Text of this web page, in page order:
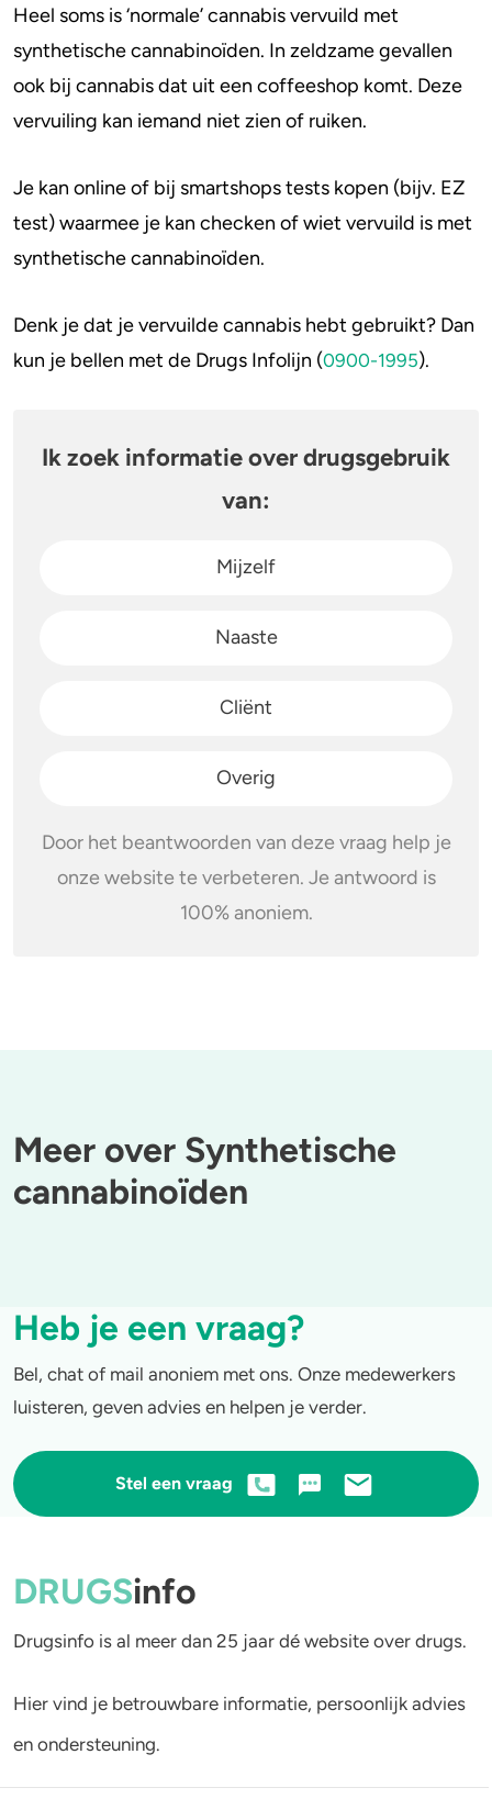
Heel soms is ‘normale’ cannabis vervuild met
synthetische cannabinoïden. In zeldzame gevallen
ook bij cannabis dat uit een coffeeshop komt. Deze
vervuiling kan iemand niet zien of ruiken.
Je kan online of bij smartshops tests kopen (bijv. EZ
test) waarmee je kan checken of wiet vervuild is met
synthetische cannabinoïden.
Denk je dat je vervuilde cannabis hebt gebruikt? Dan
kun je bellen met de Drugs Infolijn (0900-1995).
Ik zoek informatie over drugsgebruik
van:
Mijzelf
Naaste
Cliënt
Overig
Door het beantwoorden van deze vraag help je
onze website te verbeteren. Je antwoord is
100% anoniem.
Meer over Synthetische
cannabinoïden
Heb je een vraag?
Bel, chat of mail anoniem met ons. Onze medewerkers
luisteren, geven advies en helpen je verder.
Stel een vraag
DRUGSinfo
Drugsinfo is al meer dan 25 jaar dé website over drugs.
Hier vind je betrouwbare informatie, persoonlijk advies
en ondersteuning.